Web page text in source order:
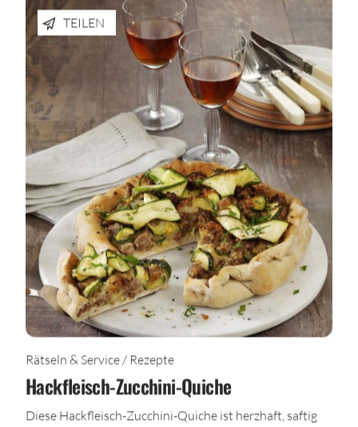
TEILEN
Rätseln & Service / Rezepte
Hackfleisch-Zucchini-Quiche
Diese Hackfleisch-Zucchini-Quiche ist herzhaft, saftig